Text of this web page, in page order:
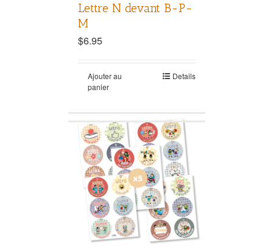
Lettre N devant B-P-
M
$6.95
Ajouter au
panier
Details